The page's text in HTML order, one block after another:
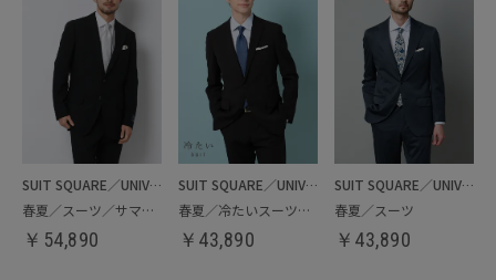
SUIT SQUARE／UNIVERSAL LANGUAGE
春夏／スーツ／サマーフォーマル
￥ 54,890
SUIT SQUARE／UNIVERSAL LANGUAGE
春夏／冷たいスーツ／ツーパンツスーツ
￥ 43,890
SUIT SQUARE／UNIVERSAL LANGUAGE
春夏／スーツ
￥ 43,890